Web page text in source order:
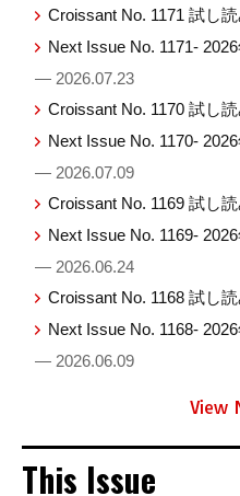
Croissant No. 1171 試し
Next Issue No. 1171-
— 2026.07.23
Croissant No. 1170 試し
Next Issue No. 1170-
— 2026.07.09
Croissant No. 1169 試し
Next Issue No. 1169-
— 2026.06.24
Croissant No. 1168 試し
Next Issue No. 1168-
— 2026.06.09
View
This Issue